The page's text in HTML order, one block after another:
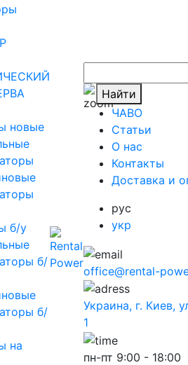
новые
б/у
б/
б/
на
Найти
ЧАВО
Cтатьи
O нас
Контакты
Доставка и
рус
укр
office@rental-
Украина, г. Киев,
1
пн-пт 9:00 - 18:00